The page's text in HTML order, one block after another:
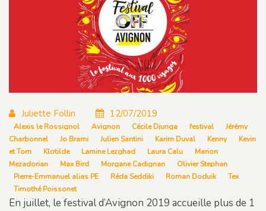
Juliette Follin 12/07/2019
Alexis le Rossignol Avignon Cécile Djunga festival
Jérémy
Charbonnel
Jo Brami Julien Santini Karim Duval Kenny
Kevin
et Tom
Klotilde Lamine Lezghad Laura Calu
Marion
Mezadorian
Max Bird Morgane Cadignan
Olivier Stephan
Pierre-Emmanuel alias PE
Réda Seddiki Roman Doduik
Tex
Timothé Poissonet
En juillet, le festival d’Avignon 2019 accueille plus de 1